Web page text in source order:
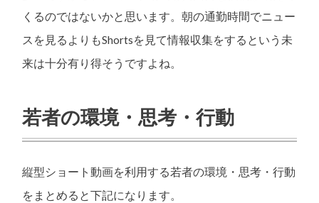
くるのではないかと思います。朝の通勤時間でニュー
スを見るよりもShortsを見て情報収集をするという未
来は十分有り得そうですよね。
若者の環境・思考・行動
縦型ショート動画を利用する若者の環境・思考・行動
をまとめると下記になります。